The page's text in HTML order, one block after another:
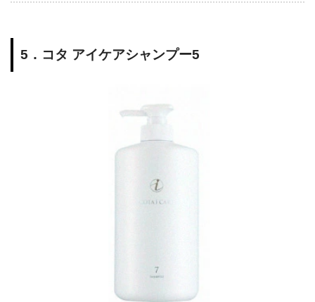
5．コタ アイケアシャンプー5